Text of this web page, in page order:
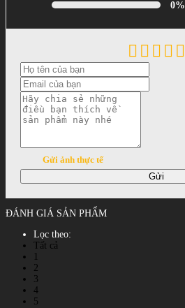
0%
Gửi ảnh thực tế
Gửi
ĐÁNH GIÁ SẢN PHẨM
Lọc theo:
Tất cả
1
2
3
4
5